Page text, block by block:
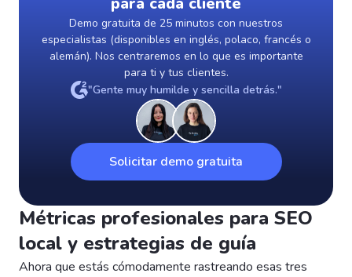
Demo gratuita de 25 minutos con nuestros
especialistas (disponibles en inglés, polaco, francés o
alemán). Nos centraremos en lo que es importante
para ti y tus clientes.
"Gente muy humilde y sencilla detrás."
Solicitar demo gratuita
Métricas profesionales para SEO
local y estrategias de guía
Ahora que estás cómodamente rastreando esas tres